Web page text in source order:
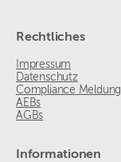
Rechtliches
Impressum
Datenschutz
Compliance Meldung
AEBs
AGBs
Informationen